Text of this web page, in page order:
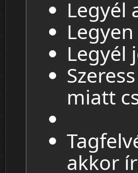
Legyél
Legyél
miatt
akkor